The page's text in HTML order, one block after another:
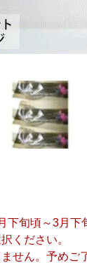
下旬頃～3月下
ください。
せん。予めご